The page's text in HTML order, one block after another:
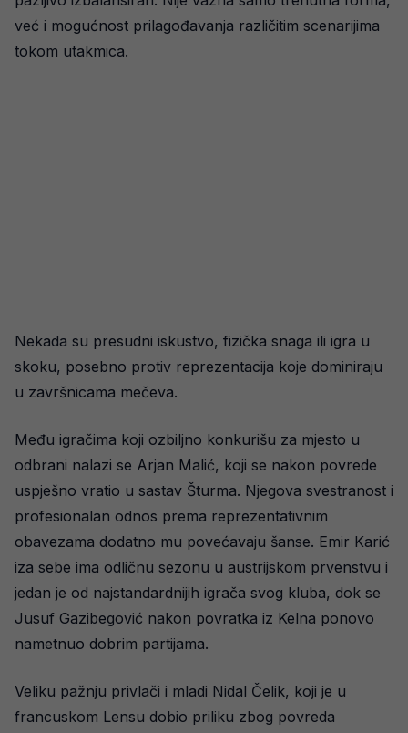
već i mogućnost prilagođavanja različitim scenarijima
tokom utakmica.
Nekada su presudni iskustvo, fizička snaga ili igra u
skoku, posebno protiv reprezentacija koje dominiraju
u završnicama mečeva.
Među igračima koji ozbiljno konkurišu za mjesto u
odbrani nalazi se Arjan Malić, koji se nakon povrede
uspješno vratio u sastav Šturma. Njegova svestranost i
profesionalan odnos prema reprezentativnim
obavezama dodatno mu povećavaju šanse. Emir Karić
iza sebe ima odličnu sezonu u austrijskom prvenstvu i
jedan je od najstandardnijih igrača svog kluba, dok se
Jusuf Gazibegović nakon povratka iz Kelna ponovo
nametnuo dobrim partijama.
Veliku pažnju privlači i mladi Nidal Čelik, koji je u
francuskom Lensu dobio priliku zbog povreda